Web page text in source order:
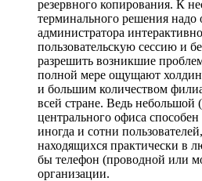
резервного копирования. К
терминального решения надо
администратора
пользовательскую сессию и
разрешить возникшие
полной мере ощущают
и большим количеством
всей стране. Ведь небольшой
центрального офиса
иногда и сотни
находящихся практически в
бы телефон (проводной или
организации.